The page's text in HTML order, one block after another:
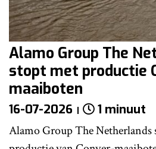
Alamo Group The
stopt met productie
maaiboten
16-07-2026 1 minuut
Alamo Group The Netherlands